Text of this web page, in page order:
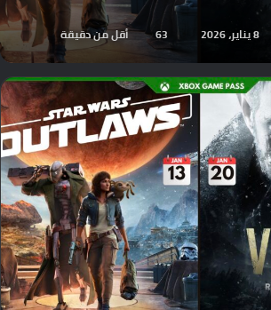
8 يناير، 2026 63 أقل من دقيقة